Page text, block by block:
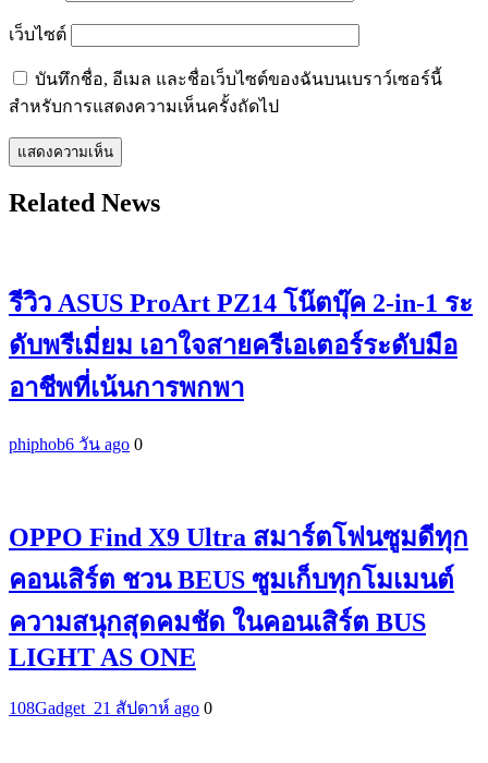
เว็บไซต์
บันทึกชื่อ, อีเมล และชื่อเว็บไซต์ของฉันบนเบราว์เซอร์นี้
สำหรับการแสดงความเห็นครั้งถัดไป
Related News
รีวิว ASUS ProArt PZ14 โน๊ตบุ๊ค 2-in-1 ระ
ดับพรีเมี่ยม เอาใจสายครีเอเตอร์ระดับมือ
อาชีพที่เน้นการพกพา
phiphob6 วัน ago 0
OPPO Find X9 Ultra สมาร์ตโฟนซูมดีทุก
คอนเสิร์ต ชวน BEUS ซูมเก็บทุกโมเมนต์
ความสนุกสุดคมชัด ในคอนเสิร์ต BUS
LIGHT AS ONE
108Gadget_21 สัปดาห์ ago 0